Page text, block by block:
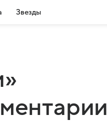
Звезды